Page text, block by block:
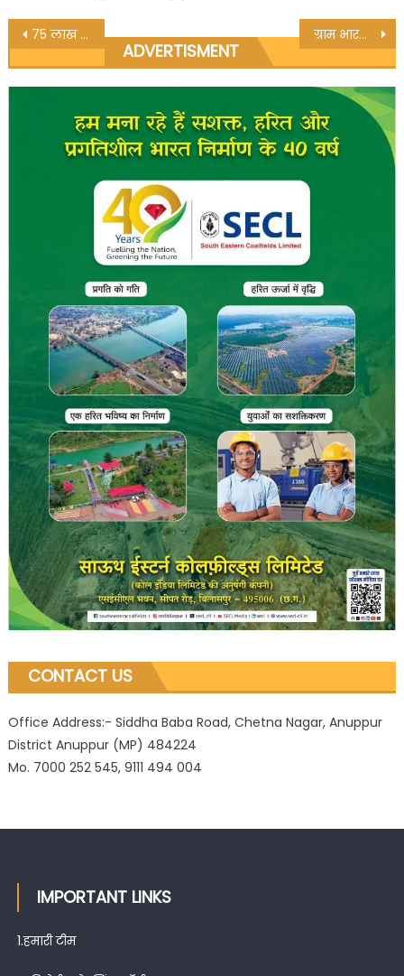
Post
navigation
75 लाख का मंगल भवन बनने से पहले हो गया जर्जर-लक्ष्मी दास ग्राम भारतीय की कोषाध्यक्ष बनी पुष्पा पटेल
ADVERTISMENT
CONTACT US
Office Address:- Siddha Baba Road, Chetna Nagar, Anuppur
District Anuppur (MP) 484224
Mo. 7000 252 545, 9111 494 004
IMPORTANT LINKS
1.हमारी टीम